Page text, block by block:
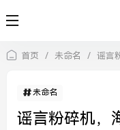
首页 / 未命名 / 谣言粉碎机
未命名
谣言粉碎机，